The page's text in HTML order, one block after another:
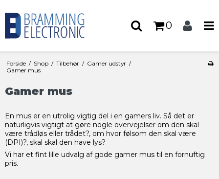
0
Forside / Shop / Tilbehør / Gamer udstyr /
Gamer mus
Gamer mus
En mus er en utrolig vigtig del i en gamers liv. Så det er
naturligvis vigtigt at gøre nogle overvejelser om den skal
være trådløs eller trådet?, om hvor følsom den skal være
(DPI)?, skal skal den have lys?
Vi har et fint lille udvalg af gode gamer mus til en fornuftig
pris.